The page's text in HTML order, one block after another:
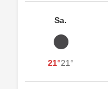
Sa.
21°21°